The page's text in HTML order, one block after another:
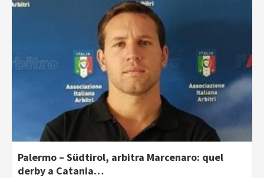
Palermo – Südtirol, arbitra Marcenaro: quel
derby a Catania…